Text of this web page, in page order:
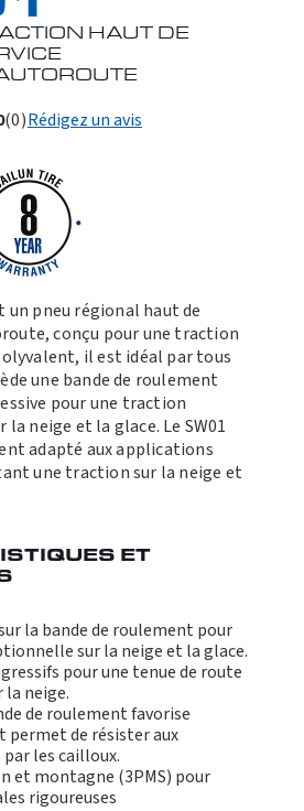
HAUT DE
(0)Rédigez un avis
un pneu régional haut de
conçu pour une traction
il est idéal par tous
une bande de roulement
pour une traction
neige et la glace. Le SW01
adapté aux applications
une traction sur la neige et
ET
la bande de roulement pour
sur la neige et la glace.
pour une tenue de route
neige.
de roulement favorise
permet de résister aux
les cailloux.
et montagne (3PMS) pour
rigoureuses